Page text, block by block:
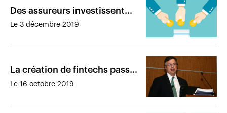
Des assureurs investissent
dans un fonds de capital de
Le 3 décembre 2019
La création de fintechs passe
par les alliances, dit Paul
Le 16 octobre 2019